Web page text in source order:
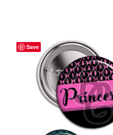
Save